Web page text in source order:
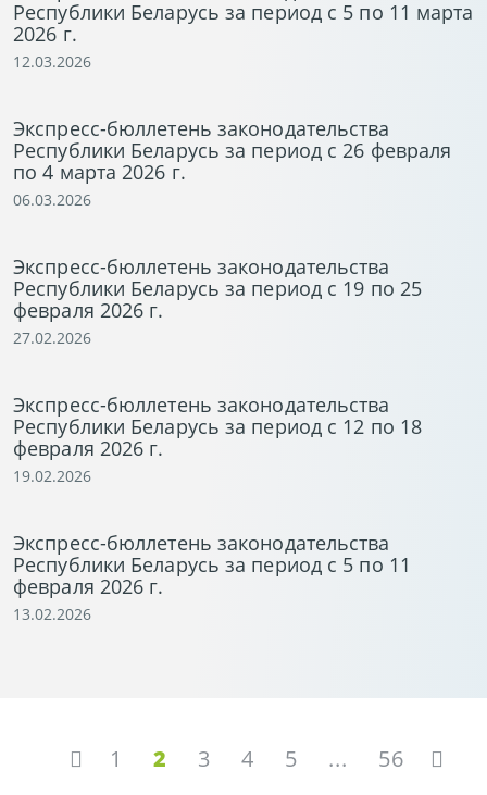
Республики Беларусь за период с 5 по 11 марта
2026 г.
12.03.2026
Экспресс-бюллетень законодательства
Республики Беларусь за период с 26 февраля
по 4 марта 2026 г.
06.03.2026
Экспресс-бюллетень законодательства
Республики Беларусь за период с 19 по 25
февраля 2026 г.
27.02.2026
Экспресс-бюллетень законодательства
Республики Беларусь за период с 12 по 18
февраля 2026 г.
19.02.2026
Экспресс-бюллетень законодательства
Республики Беларусь за период с 5 по 11
февраля 2026 г.
13.02.2026
1 2 3 4 5 ... 56